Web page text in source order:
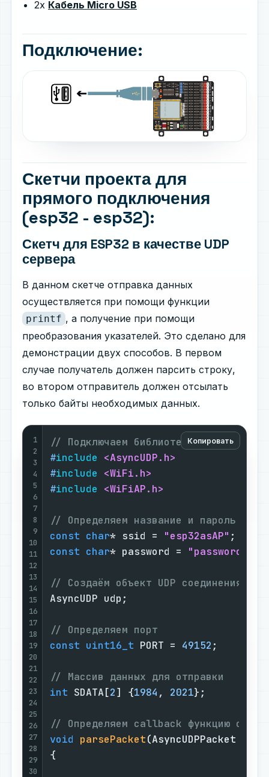
2x Кабель Micro USB
Подключение:
Скетчи проекта для
прямого подключения
(esp32 - esp32):
Скетч для ESP32 в качестве UDP
сервера
В данном скетче отправка данных
осуществляется при помощи функции
printf , а получение при помощи
преобразования указателей. Это сделано для
демонстрации двух способов. В первом
случае получатель должен парсить строку,
во втором отправитель должен отсылать
только байты необходимых данных.
Копировать
1
2
3
4
5
6
7
8
9
10
11
12
13
14
15
16
17
18
19
20
21
22
23
24
25
26
27
28
29
30
// Подключаем библиотеки
#include <AsyncUDP.h>
#include <WiFi.h>
#include <WiFiAP.h>
// Определяем название и пароль
const char* ssid = "esp32asAP"
const char* password =
// Создаём объект UDP соединения
AsyncUDP udp;
// Определяем порт
const uint16_t PORT = 49152 ;
// Массив данных для отправки
int SDATA[2] {1984 , 2021};
// Определяем callback функцию
void parsePacket(AsyncUDPPacket
{